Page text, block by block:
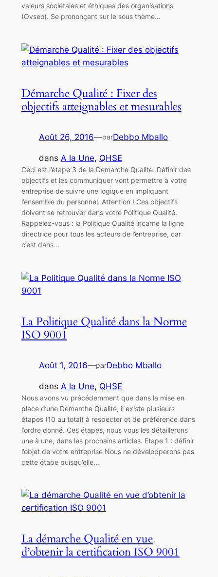
valeurs sociétales et éthiques des organisations
(Ovseo). Se prononçant sur le sous thème…
Démarche Qualité : Fixer des
objectifs atteignables et mesurables
Août 26, 2016—parDebbo Mballo
dans A la Une, QHSE
Ceci est l’étape 3 de la Démarche Qualité. Définir des
objectifs et les communiquer vont permettre à votre
entreprise de suivre une logique en impliquant
l’ensemble du personnel. Attention ! Ces objectifs
doivent se retrouver dans votre Politique Qualité.
Rappelez-vous : la Politique Qualité incarne la ligne
directrice pour tous les acteurs de l’entreprise, car
c’est dans…
La Politique Qualité dans la Norme
ISO 9001
Août 1, 2016—parDebbo Mballo
dans A la Une, QHSE
Nous avons vu précédemment que dans la mise en
place d’une Démarche Qualité, il existe plusieurs
étapes (10 au total) à respecter et de préférence dans
l’ordre donné. Ces étapes, nous vous les détaillerons
une à une, dans les prochains articles. Etape 1 : définir
l’objet de votre entreprise Nous ne développerons pas
cette étape puisqu’elle…
La démarche Qualité en vue
d’obtenir la certification ISO 9001